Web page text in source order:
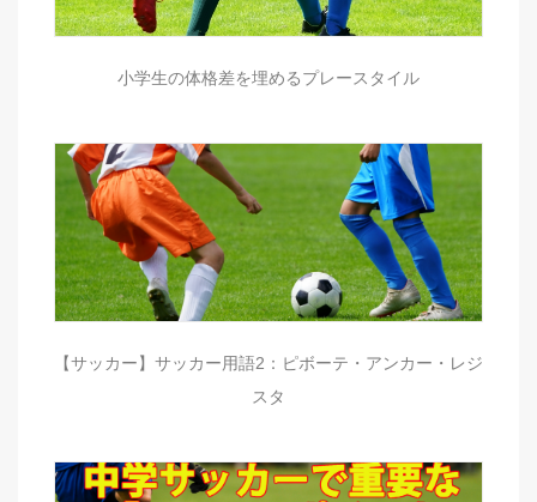
小学生の体格差を埋めるプレースタイル
【サッカー】サッカー用語2：ピボーテ・アンカー・レジ
スタ